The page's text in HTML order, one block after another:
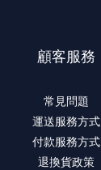
顧客服務
常見問題
運送服務方式
付款服務方式
退換貨政策